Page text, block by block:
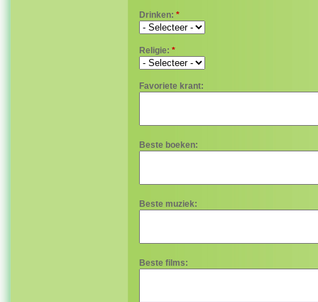
Drinken: *
Religie: *
Favoriete krant:
Beste boeken:
Beste muziek:
Beste films: